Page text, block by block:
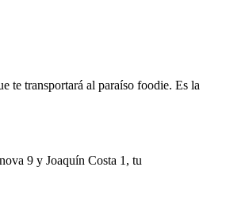
te transportará al paraíso foodie. Es la
9 y Joaquín Costa 1, tu